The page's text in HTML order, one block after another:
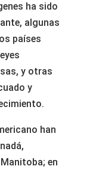
ha sido
algunas
países
y otras
y
han
en